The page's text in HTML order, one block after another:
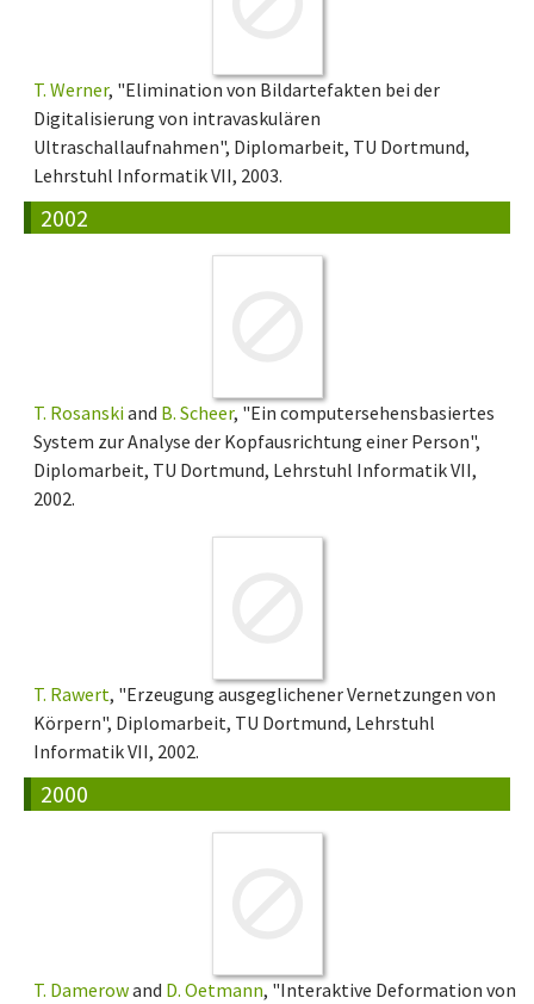
T. Werner, "Elimination von Bildartefakten bei der
Digitalisierung von intravaskulären
Ultraschallaufnahmen", Diplomarbeit, TU Dortmund,
Lehrstuhl Informatik VII, 2003.
2002
T. Rosanskiand B. Scheer, "Ein computersehensbasiertes
System zur Analyse der Kopfausrichtung einer Person",
Diplomarbeit, TU Dortmund, Lehrstuhl Informatik VII,
2002.
T. Rawert, "Erzeugung ausgeglichener Vernetzungen von
Körpern", Diplomarbeit, TU Dortmund, Lehrstuhl
Informatik VII, 2002.
2000
T. Damerowand D. Oetmann, "Interaktive Deformation von